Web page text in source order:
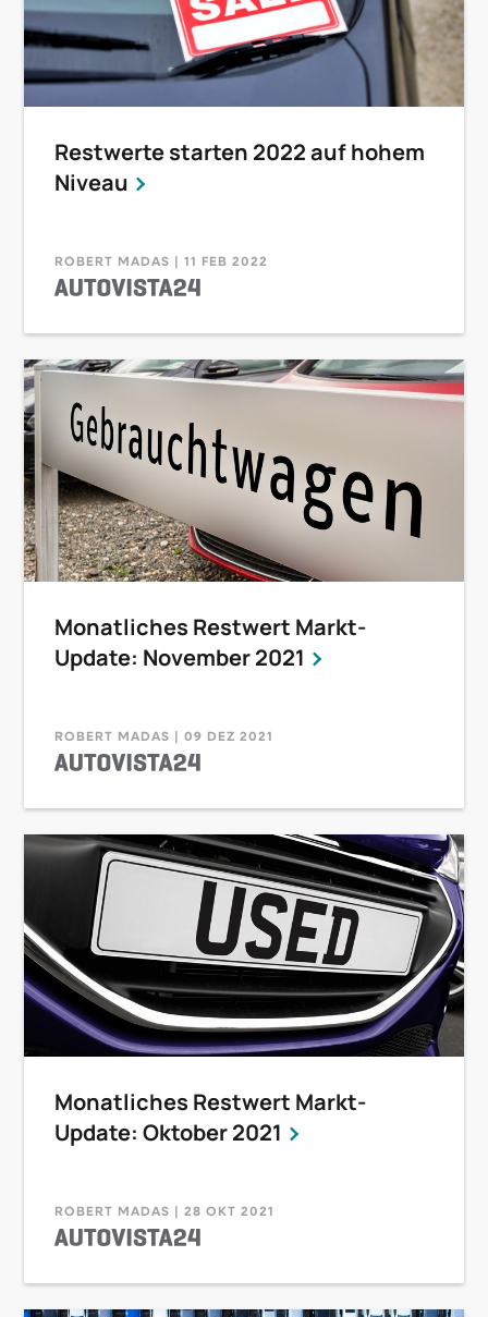
Restwerte starten 2022 auf hohem
Niveau
ROBERT MADAS | 11 FEB 2022
Monatliches Restwert Markt-
Update: November 2021
ROBERT MADAS | 09 DEZ 2021
Monatliches Restwert Markt-
Update: Oktober 2021
ROBERT MADAS | 28 OKT 2021